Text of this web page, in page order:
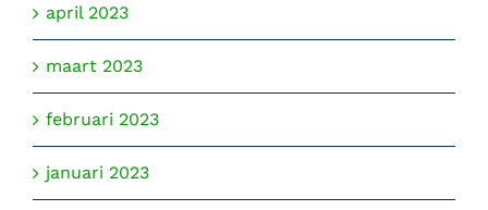
april 2023
maart 2023
februari 2023
januari 2023